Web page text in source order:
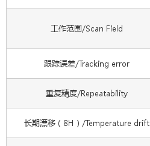
工作范围/Scan Field
跟踪误差/Tracking error
重复精度/Repeatability
长期漂移（8H）/Temperature drift